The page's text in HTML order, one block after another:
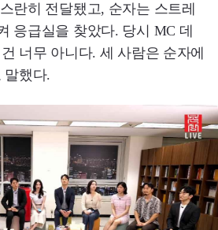
란히 전달됐고, 순자는 스트레
응급실을 찾았다. 당시 MC 데
너무 아니다. 세 사람은 순자에
말했다.